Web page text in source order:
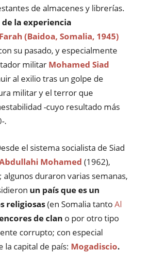
de almacenes y librerías.
la experiencia
(Baidoa, Somalia, 1945)
su pasado, y especialmente
militar Mohamed Siad
al exilio tras un golpe de
militar y el terror que
-cuyo resultado más
.
el sistema socialista de Siad
Mohamed (1962),
duraron varias semanas,
un país que es un
religiosas(en Somalia tantoAl
de clan o por otro tipo
corrupto; con especial
la capital de país: Mogadiscio.